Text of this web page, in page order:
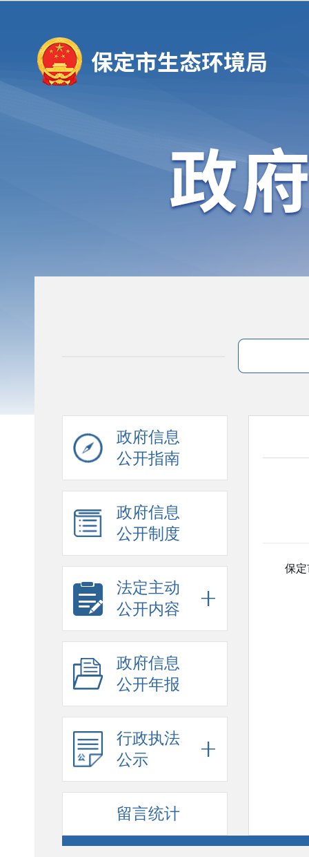
政府信息
公开指南
政府信息
公开制度
法定主动
公开内容
政府信息
公开年报
行政执法
公示
留言统计
保定